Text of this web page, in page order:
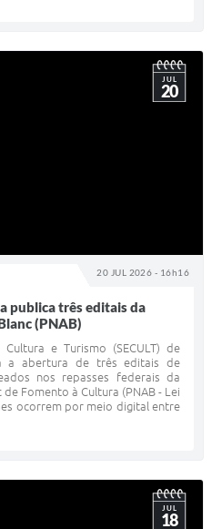
20 JUL 2026 - 16h16
JUL
20
publica três editais da
(PNAB)
e Turismo (SECULT) de
a abertura de três editais de
nos repasses federais da
Fomento à Cultura (PNAB - Lei
ocorrem por meio digital entre
JUL
18